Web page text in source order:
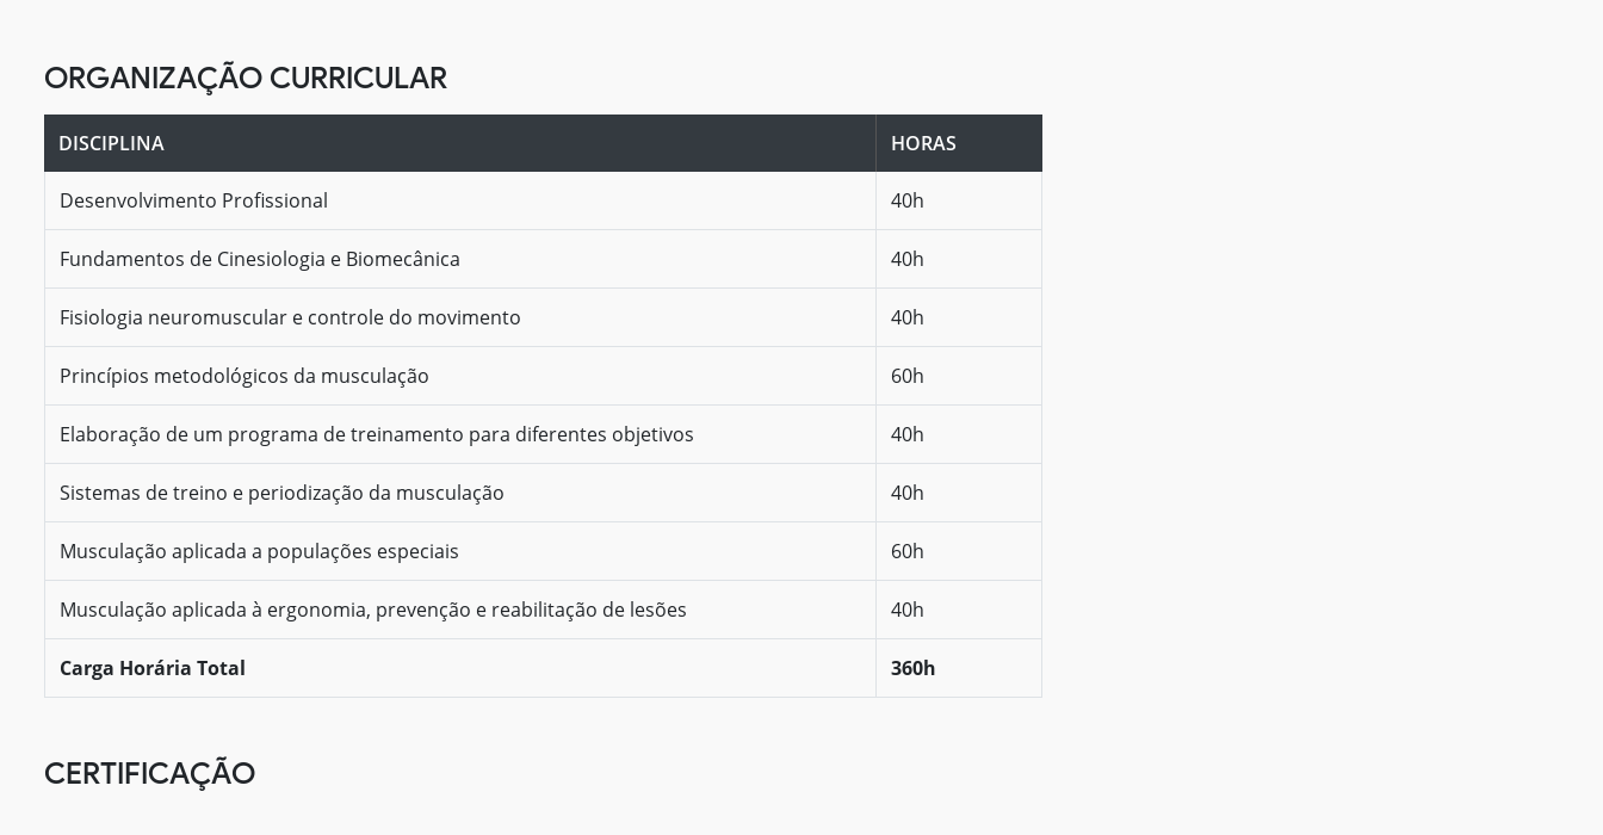
ORGANIZAÇÃO CURRICULAR
DISCIPLINA HORAS
Desenvolvimento Profissional 40h
Fundamentos de Cinesiologia e Biomecânica 40h
Fisiologia neuromuscular e controle do movimento 40h
Princípios metodológicos da musculação 60h
Elaboração de um programa de treinamento para diferentes objetivos 40h
Sistemas de treino e periodização da musculação 40h
Musculação aplicada a populações especiais 60h
Musculação aplicada à ergonomia, prevenção e reabilitação de lesões 40h
Carga Horária Total 360h
CERTIFICAÇÃO